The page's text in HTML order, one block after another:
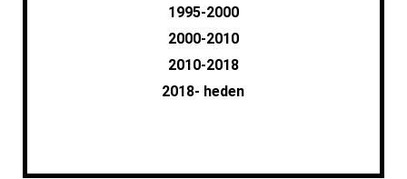
1995-2000
2000-2010
2010-2018
2018- heden